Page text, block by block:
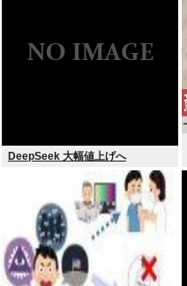
DeepSeek 大幅値上げへ